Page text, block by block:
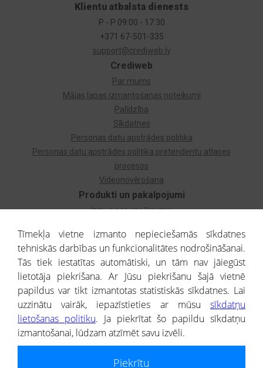
Produkti un pakalpojumi
Izziņa par uzņēmumu
Dzimtas koks
Uzņēmumu atlase
Monitorings
Kredītizziņa par ārvalstu uzņēmumiem
Crediweb
Par mums
Mājas lapas izmantošanas noteikumi
Palīdzība
Sīkdatnes
Personas datu apstrādes politika
Personas datu apstrādes politika pretendentu atlases
procesos
Videonovērošana
Klientu atbalsta dienests
P - P 09:00 - 17:30
+371 67-501-335
support@crediweb.lv
® CREDITREFORM Latvija
SIA
Tīmekļa vietne izmanto nepieciešamās sīkdatnes
tehniskās darbības un funkcionalitātes nodrošināšanai.
Tās tiek iestatītas automātiski, un tām nav jāiegūst
lietotāja piekrišana. Ar Jūsu piekrišanu šajā vietnē
papildus var tikt izmantotas statistiskās sīkdatnes. Lai
uzzinātu vairāk, iepazīstieties ar mūsu sīkdatņu
lietošanas politiku. Ja piekrītat šo papildu sīkdatņu
izmantošanai, lūdzam atzīmēt savu izvēli.
Piekrītu